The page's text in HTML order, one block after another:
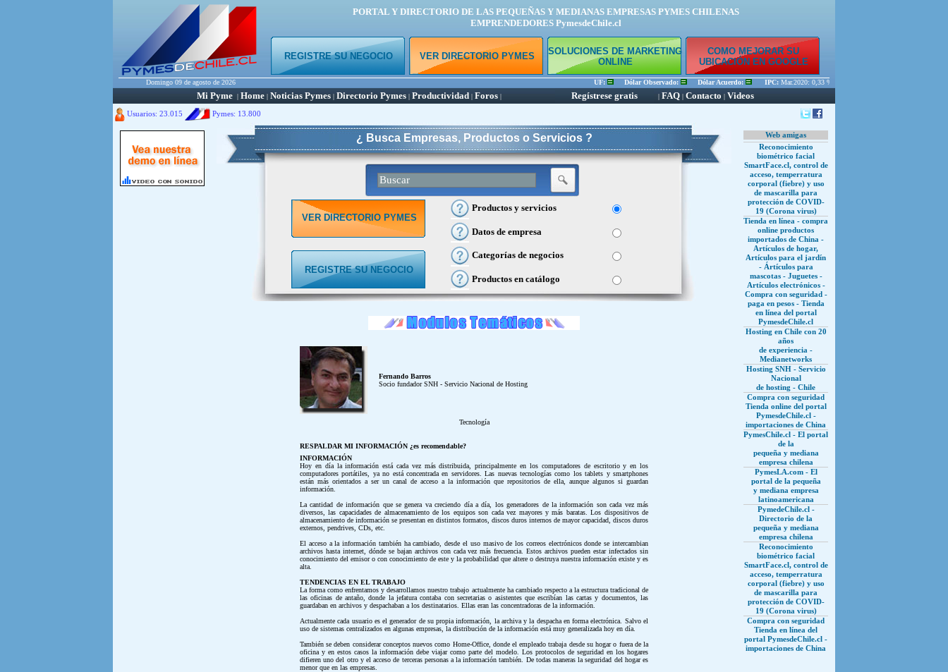
PORTAL Y DIRECTORIO DE LAS PEQUEÑAS Y MEDIANAS EMPRESAS PYMES CHILENAS
EMPRENDEDORES PymesdeChile.cl
REGISTRE SU NEGOCIO VER DIRECTORIO PYMES
SOLUCIONES DE MARKETING
ONLINE
COMO MEJORAR SU
UBICACIÓN EN GOOGLE
Domingo 09 de agosto de 2026 UF: Dólar Observado: Dólar Acuerdo: IPC:Mar.2020: 0,33 % Feb.2020: 0,45 % Ene.2020: 0,56 %
Mi Pyme | Home | Noticias Pymes | Directorio Pymes | Productividad | Foros | Regístrese gratis | FAQ | Contacto | Videos
Usuarios: 23.015 Pymes: 13.800
¿ Busca Empresas, Productos o Servicios ?
VER DIRECTORIO PYMES
REGISTRE SU NEGOCIO
Productos y servicios
Datos de empresa
Categorías de negocios
Productos en catálogo
Fernando Barros
Socio fundador SNH - Servicio Nacional de Hosting
Tecnología
RESPALDAR MI INFORMACIÓN ¿es recomendable?
INFORMACIÓN
Hoy en día la información está cada vez más distribuida, principalmente en los computadores de escritorio y en los
computadores portátiles, ya no está concentrada en servidores. Las nuevas tecnologías como los tablets y smartphones
están más orientados a ser un canal de acceso a la información que repositorios de ella, aunque algunos si guardan
información.
La cantidad de información que se genera va creciendo día a día, los generadores de la información son cada vez más
diversos, las capacidades de almacenamiento de los equipos son cada vez mayores y más baratas. Los dispositivos de
almacenamiento de información se presentan en distintos formatos, discos duros internos de mayor capacidad, discos duros
externos, pendrives, CDs, etc.
El acceso a la información también ha cambiado, desde el uso masivo de los correos electrónicos donde se intercambian
archivos hasta internet, dónde se bajan archivos con cada vez más frecuencia. Estos archivos pueden estar infectados sin
conocimiento del emisor o con conocimiento de este y la probabilidad que altere o destruya nuestra información existe y es
alta.
TENDENCIAS EN EL TRABAJO
La forma como enfrentamos y desarrollamos nuestro trabajo actualmente ha cambiado respecto a la estructura tradicional de
las oficinas de antaño, donde la jefatura contaba con secretarias o asistentes que escribían las cartas y documentos, las
guardaban en archivos y despachaban a los destinatarios. Ellas eran las concentradoras de la información.
Actualmente cada usuario es el generador de su propia información, la archiva y la despacha en forma electrónica. Salvo el
uso de sistemas centralizados en algunas empresas, la distribución de la información está muy generalizada hoy en día.
También se deben considerar conceptos nuevos como Home-Office, donde el empleado trabaja desde su hogar o fuera de la
oficina y en estos casos la información debe viajar como parte del modelo. Los protocolos de seguridad en los hogares
difieren uno del otro y el acceso de terceras personas a la información también. De todas maneras la seguridad del hogar es
menor que en las empresas.
Web amigas
Reconocimiento
biométrico facial
SmartFace.cl, control de
acceso, temperratura
corporal (fiebre) y uso
de mascarilla para
protección de COVID-
19 (Corona virus)
Tienda en línea - compra
online productos
importados de China -
Artículos de hogar,
Artículos para el jardín
- Ártículos para
mascotas - Juguetes -
Artículos electrónicos -
Compra con seguridad -
paga en pesos - Tienda
en línea del portal
PymesdeChile.cl
Hosting en Chile con 20
años
de experiencia -
Medianetworks
Hosting SNH - Servicio
Nacional
de hosting - Chile
Compra con seguridad
Tienda online del portal
PymesdeChile.cl -
importaciones de China
PymesChile.cl - El portal
de la
pequeña y mediana
empresa chilena
PymesLA.com - El
portal de la pequeña
y mediana empresa
latinoamericana
PymedeChile.cl -
Directorio de la
pequeña y mediana
empresa chilena
Reconocimiento
biométrico facial
SmartFace.cl, control de
acceso, temperratura
corporal (fiebre) y uso
de mascarilla para
protección de COVID-
19 (Corona virus)
Compra con seguridad
Tienda en línea del
portal PymesdeChile.cl -
importaciones de China